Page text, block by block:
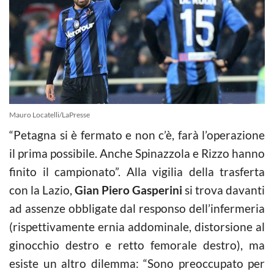
Mauro Locatelli/LaPresse
“Petagna si è fermato e non c’è, farà l’operazione
il prima possibile. Anche Spinazzola e Rizzo hanno
finito il campionato”. Alla vigilia della trasferta
con la Lazio, Gian Piero Gasperini si trova davanti
ad assenze obbligate dal responso dell’infermeria
(rispettivamente ernia addominale, distorsione al
ginocchio destro e retto femorale destro), ma
esiste un altro dilemma: “Sono preoccupato per